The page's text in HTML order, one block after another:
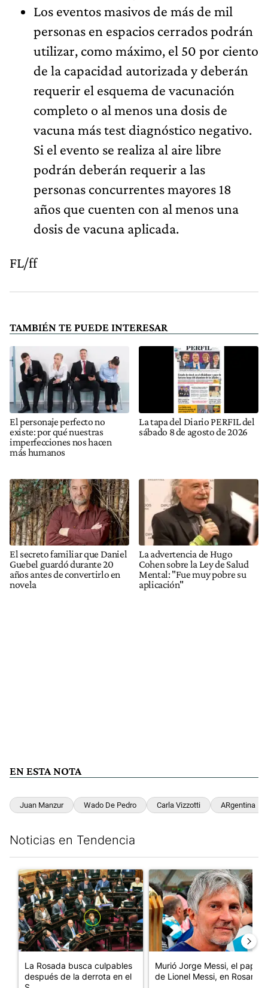
Los eventos masivos de más de mil
personas en espacios cerrados podrán
utilizar, como máximo, el 50 por ciento
de la capacidad autorizada y deberán
requerir el esquema de vacunación
completo o al menos una dosis de
vacuna más test diagnóstico negativo.
Si el evento se realiza al aire libre
podrán deberán requerir a las
personas concurrentes mayores 18
años que cuenten con al menos una
dosis de vacuna aplicada.
FL/ff
TAMBIÉN TE PUEDE INTERESAR
El personaje perfecto no
existe: por qué nuestras
imperfecciones nos hacen
más humanos
La tapa del Diario PERFIL del
sábado 8 de agosto de 2026
El secreto familiar que Daniel
Guebel guardó durante 20
años antes de convertirlo en
novela
La advertencia de Hugo
Cohen sobre la Ley de Salud
Mental: "Fue muy pobre su
aplicación"
EN ESTA NOTA
Juan Manzur Wado De Pedro Carla Vizzotti ARgentina
Noticias en Tendencia
Un artículo de tendencia con el título "La Rosada busca
La Rosada busca culpables
después de la derrota en el
Un artículo de tendencia con
Murió Jorge Messi, el papá
de Lionel Messi, en Rosario